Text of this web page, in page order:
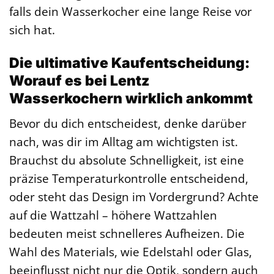
falls dein Wasserkocher eine lange Reise vor
sich hat.
Die ultimative Kaufentscheidung:
Worauf es bei Lentz
Wasserkochern wirklich ankommt
Bevor du dich entscheidest, denke darüber
nach, was dir im Alltag am wichtigsten ist.
Brauchst du absolute Schnelligkeit, ist eine
präzise Temperaturkontrolle entscheidend,
oder steht das Design im Vordergrund? Achte
auf die Wattzahl – höhere Wattzahlen
bedeuten meist schnelleres Aufheizen. Die
Wahl des Materials, wie Edelstahl oder Glas,
beeinflusst nicht nur die Optik, sondern auch